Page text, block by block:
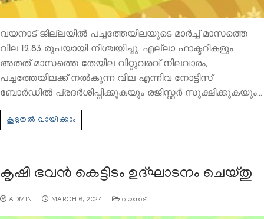
വയനാട് ജില്ലയില്‍ പച്ചത്തേയിലയുടെ മാര്‍ച്ച് മാസത്തെ
വില 12.83 രൂപയായി നിശ്ചയിച്ചു. എല്ലാ ഫാക്ടറികളും
അതത് മാസത്തെ തേയില വിറ്റുവരവ് നിലവാരം,
പച്ചത്തേയിലക്ക് നല്‍കുന്ന വില എന്നിവ നോട്ടിസ്
ബോര്‍ഡില്‍ പ്രദര്‍ശിപ്പിക്കുകയും രജിസ്റ്റര്‍ സൂക്ഷിക്കുകയും…
കൃഷി ഭവന്‍ കെട്ടിടം ഉദ്ഘാടനം ചെയ്തു
ADMIN MARCH 6, 2024 വയനാട്